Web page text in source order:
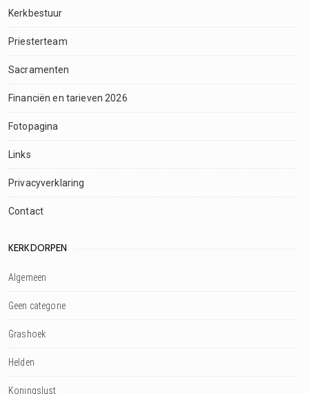
Kerkbestuur
Priesterteam
Sacramenten
Financiën en tarieven 2026
Fotopagina
Links
Privacyverklaring
Contact
KERKDORPEN
Algemeen
Geen categorie
Grashoek
Helden
Koningslust